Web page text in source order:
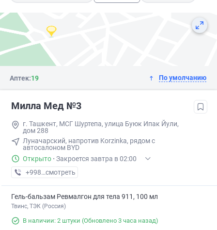
Аптек:19 По умолчанию
Милла Мед №3
г. Ташкент, МСГ Шуртепа, улица Буюк Ипак Йули,
дом 288
Луначарский, напротив Korzinka, рядом с
автосалоном BYD
Открыто · Закроется завтра в 02:00
+998 (95) XXX-XX-XX
смотреть
Гель-бальзам Ревмалгон для тела 911, 100 мл
Твинс, ТЭК (Россия)
В наличии: 2 штуки (Обновлено 3 часа назад)